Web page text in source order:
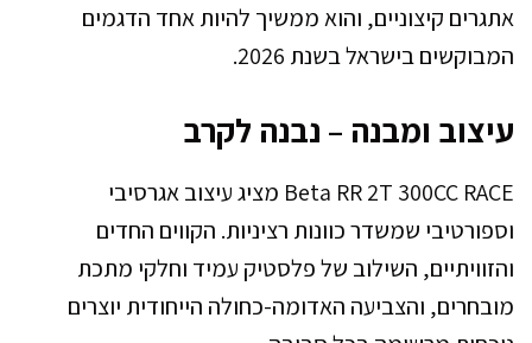
אתגרים קיצוניים, והוא ממשיך להיות אחד הדגמים
המבוקשים בישראל בשנת 2026.
עיצוב ומבנה – נבנה לקרב
Beta RR 2T 300CC RACE מציג עיצוב אגרסיבי
וספורטיבי שמשדר כוונות רציניות. הקווים החדים
והזוויתיים, השילוב של פלסטיק עמיד וחלקי מתכת
מובחרים, והצביעה האדומה-כחולה הייחודית יוצרים